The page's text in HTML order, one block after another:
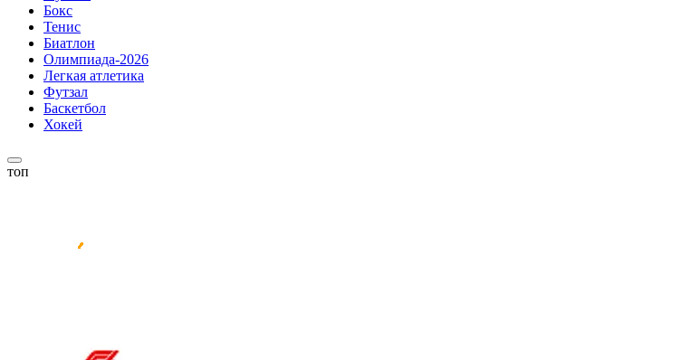
Бокс
Тенис
Биатлон
Олимпиада-2026
Легкая атлетика
Футзал
Баскетбол
Хокей
топ